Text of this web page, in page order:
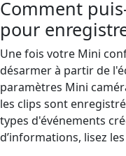
Comment
pour
Une fois votre Mini
désarmer à partir de
paramètres Mini
les clips sont
types d'événements
d’informations, lisez